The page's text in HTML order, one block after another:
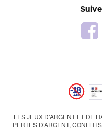
LES JEUX D’ARGENT ET DE
PERTES D’ARGENT,